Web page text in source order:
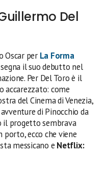
Del
Oscar per La Forma
segna il suo debutto nel
Per Del Toro è il
accarezzato: come
del Cinema di Venezia,
di Pinocchio da
il progetto sembrava
ecco che viene
messicano e Netflix: